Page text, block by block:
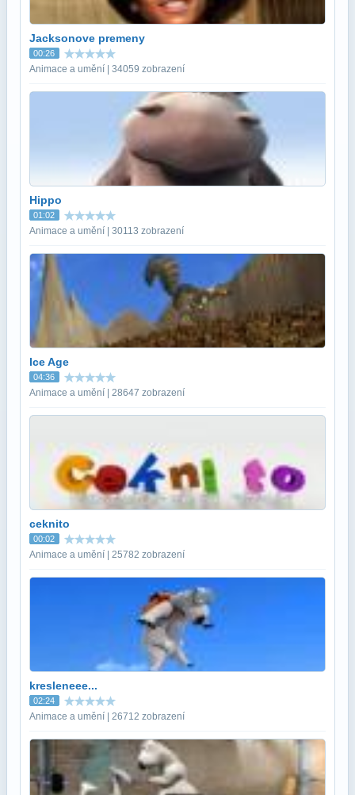
Jacksonove premeny
00:26
Animace a umění | 34059 zobrazení
Hippo
01:02
Animace a umění | 30113 zobrazení
Ice Age
04:36
Animace a umění | 28647 zobrazení
ceknito
00:02
Animace a umění | 25782 zobrazení
kresleneee...
02:24
Animace a umění | 26712 zobrazení